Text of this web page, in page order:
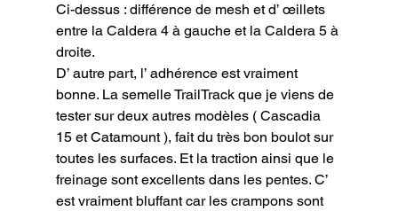
Ci-dessus : différence de mesh et d’ œillets
entre la Caldera 4 à gauche et la Caldera 5 à
droite.
D’ autre part, l’ adhérence est vraiment
bonne. La semelle TrailTrack que je viens de
tester sur deux autres modèles ( Cascadia
15 et Catamount ), fait du très bon boulot sur
toutes les surfaces. Et la traction ainsi que le
freinage sont excellents dans les pentes. C’
est vraiment bluffant car les crampons sont